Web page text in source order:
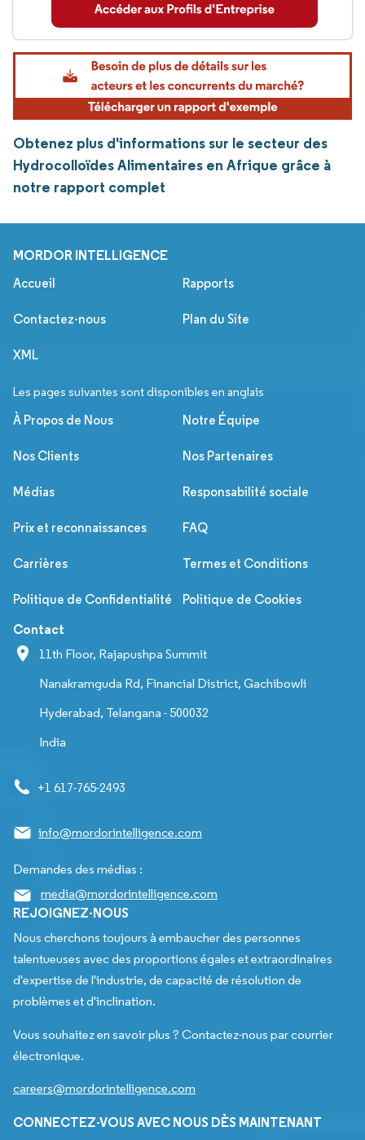
Obtenez plus d'informations sur le secteur des
Hydrocolloïdes Alimentaires en Afrique grâce à
notre rapport complet
MORDOR INTELLIGENCE
Accueil Rapports
Contactez-nous Plan du Site
XML
Les pages suivantes sont disponibles en anglais
À Propos de Nous Notre Équipe
Nos Clients Nos Partenaires
Médias Responsabilité sociale
Prix et reconnaissances FAQ
Carrières Termes et Conditions
Politique de Confidentialité Politique de Cookies
Contact
11th Floor, Rajapushpa Summit
Nanakramguda Rd, Financial District, Gachibowli
Hyderabad, Telangana - 500032
India
+1 617-765-2493
info@mordorintelligence.com
Demandes des médias :
media@mordorintelligence.com
REJOIGNEZ-NOUS
Nous cherchons toujours à embaucher des personnes
talentueuses avec des proportions égales et extraordinaires
d'expertise de l'industrie, de capacité de résolution de
problèmes et d'inclination.
Vous souhaitez en savoir plus ? Contactez-nous par courrier
électronique.
careers@mordorintelligence.com
CONNECTEZ-VOUS AVEC NOUS DÈS MAINTENANT